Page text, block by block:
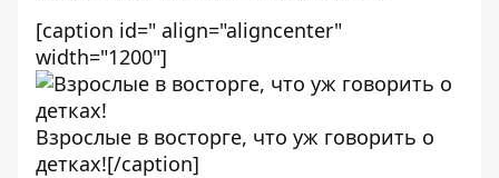
[caption id=" align="aligncenter"
width="1200"]
Взрослые в восторге, что уж говорить о
детках![/caption]